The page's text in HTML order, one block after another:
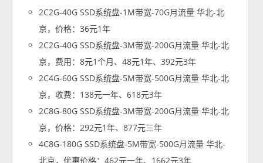
2C2G-40G SSD系统盘-1M带宽-70G月流量 华北-北
京，价格：36元1年
2C2G-40G SSD系统盘-3M带宽-200G月流量 华北-北
京，费用：8元1个月、48元1年、392元3年
2C4G-60G SSD系统盘-5M带宽-500G月流量 华北-北
京，收费：138元一年、618元3年
2C8G-80G SSD系统盘-3M带宽-200G月流量 华北-北
京，价格：292元1年、877元三年
4C8G-180G SSD系统盘-5M带宽-500G月流量 华北-
北京，优惠价格：462元一年、1662元3年